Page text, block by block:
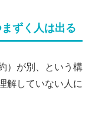
ずく人は出る
）が別、という構
解していない人に